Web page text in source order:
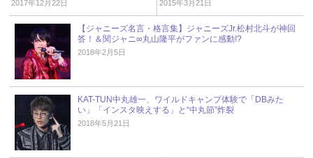
2017年12月22日 2015年3月21日
【ジャニーズ名言・格言集】ジャニーズJr.松村北斗が神回
答！＆関ジャニ∞丸山隆平がファンに感動!?
2018年2月5日
KAT-TUN中丸雄一、ワイルドキャンプ体験で「DBみた
い」「インスタ映えする」と“中丸節”炸裂
2018年5月21日